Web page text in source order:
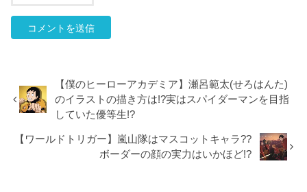
【僕のヒーローアカデミア】瀬呂範太(せろはんた)
のイラストの描き方は!?実はスパイダーマンを目指
していた優等生!?
【ワールドトリガー】嵐山隊はマスコットキャラ??
ボーダーの顔の実力はいかほど!?